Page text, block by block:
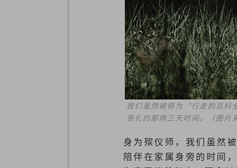
我们虽然被称为“行走的百科
丧礼的那两三天时间。
（图
身为殡仪师，我们虽然
陪伴在家属身旁的时间